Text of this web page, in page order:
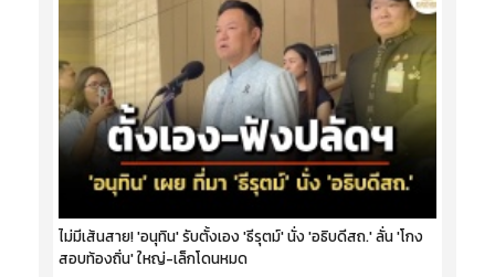
ไม่มีเส้นสาย! 'อนุทิน' รับตั้งเอง 'ธีรุตม์' นั่ง 'อธิบดีสถ.' ลั่น 'โกง
สอบท้องถิ่น' ใหญ่-เล็กโดนหมด